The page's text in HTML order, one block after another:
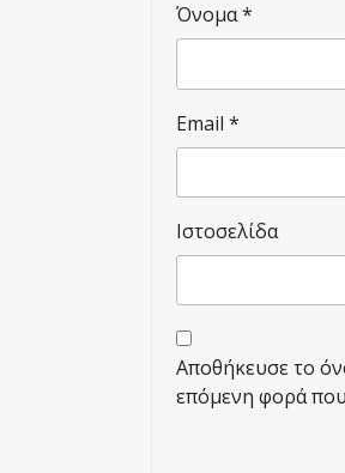
Όνομα*
Email *
Ιστοσελίδα
Αποθήκευσε το
επόμενη φορά